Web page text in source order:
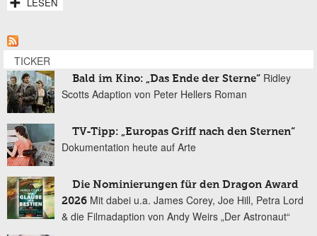
TICKER
Bald im Kino: „Das Ende der Sterne“ Ridley
Scotts Adaption von Peter Hellers Roman
TV-Tipp: „Europas Griff nach den Sternen“
Dokumentation heute auf Arte
Die Nominierungen für den Dragon Award
2026 Mit dabei u.a. James Corey, Joe Hill, Petra Lord
& die Filmadaption von Andy Weirs „Der Astronaut“